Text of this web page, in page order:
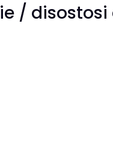
/ disostosi